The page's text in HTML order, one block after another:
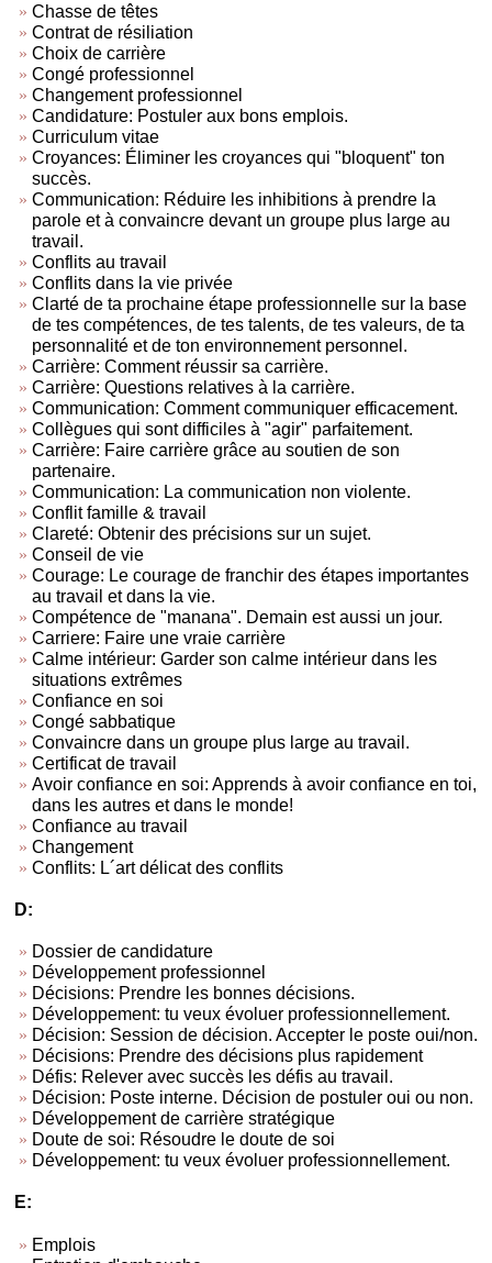
Chasse de têtes
Contrat de résiliation
Choix de carrière
Congé professionnel
Changement professionnel
Candidature: Postuler aux bons emplois.
Curriculum vitae
Croyances: Éliminer les croyances qui "bloquent" ton
succès.
Communication: Réduire les inhibitions à prendre la
parole et à convaincre devant un groupe plus large au
travail.
Conflits au travail
Conflits dans la vie privée
Clarté de ta prochaine étape professionnelle sur la base
de tes compétences, de tes talents, de tes valeurs, de ta
personnalité et de ton environnement personnel.
Carrière: Comment réussir sa carrière.
Carrière: Questions relatives à la carrière.
Communication: Comment communiquer efficacement.
Collègues qui sont difficiles à "agir" parfaitement.
Carrière: Faire carrière grâce au soutien de son
partenaire.
Communication: La communication non violente.
Conflit famille & travail
Clareté: Obtenir des précisions sur un sujet.
Conseil de vie
Courage: Le courage de franchir des étapes importantes
au travail et dans la vie.
Compétence de "manana". Demain est aussi un jour.
Carriere: Faire une vraie carrière
Calme intérieur: Garder son calme intérieur dans les
situations extrêmes
Confiance en soi
Congé sabbatique
Convaincre dans un groupe plus large au travail.
Certificat de travail
Avoir confiance en soi: Apprends à avoir confiance en toi,
dans les autres et dans le monde!
Confiance au travail
Changement
Conflits: L´art délicat des conflits
D:
Dossier de candidature
Développement professionnel
Décisions: Prendre les bonnes décisions.
Développement: tu veux évoluer professionnellement.
Décision: Session de décision. Accepter le poste oui/non.
Décisions: Prendre des décisions plus rapidement
Défis: Relever avec succès les défis au travail.
Décision: Poste interne. Décision de postuler oui ou non.
Développement de carrière stratégique
Doute de soi: Résoudre le doute de soi
Développement: tu veux évoluer professionnellement.
E:
Emplois